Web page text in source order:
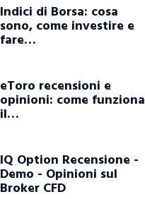
Indici di Borsa: cosa
sono, come investire e
fare…
eToro recensioni e
opinioni: come funziona
il…
IQ Option Recensione -
Demo - Opinioni sul
Broker CFD